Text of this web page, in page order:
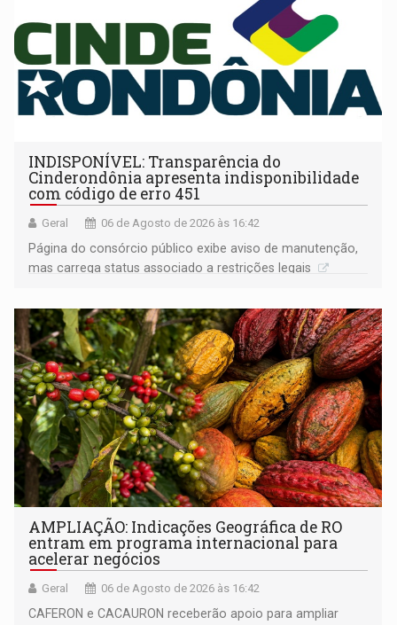
INDISPONÍVEL: Transparência do
Cinderondônia apresenta indisponibilidade
com código de erro 451
Geral 06 de Agosto de 2026 às 16:42
Página do consórcio público exibe aviso de manutenção,
mas carrega status associado a restrições legais
AMPLIAÇÃO: Indicações Geográfica de RO
entram em programa internacional para
acelerar negócios
Geral 06 de Agosto de 2026 às 16:42
CAFERON e CACAURON receberão apoio para ampliar